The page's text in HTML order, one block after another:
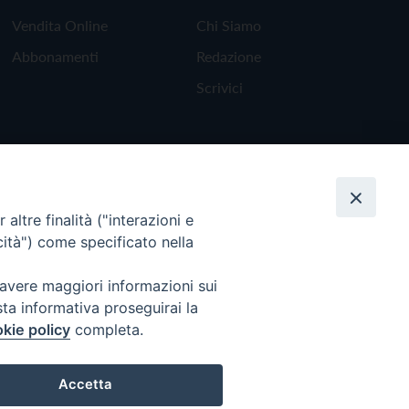
Vendita Online
Abbonamenti
Chi Siamo
Redazione
Scrivici
altre finalità ("interazioni e
come specificato nella
maggiori informazioni sui
informativa proseguirai la
policy completa.
Accetta